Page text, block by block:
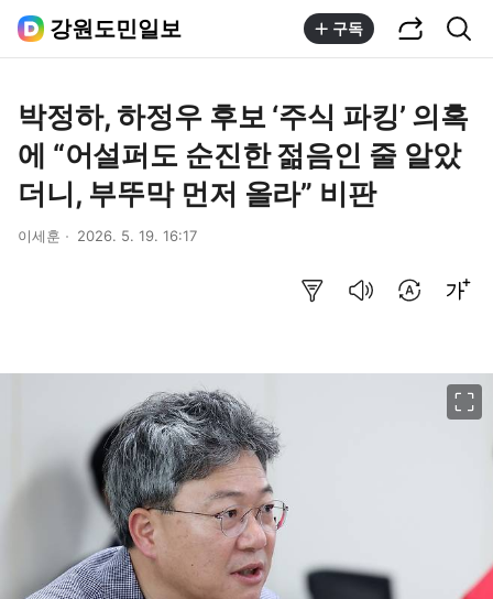
강원도민일보 구독
박정하, 하정우 후보 ‘주식 파킹’ 의혹
에 “어설퍼도 순진한 젊음인 줄 알았
더니, 부뚜막 먼저 올라” 비판
이세훈 2026. 5. 19. 16:17